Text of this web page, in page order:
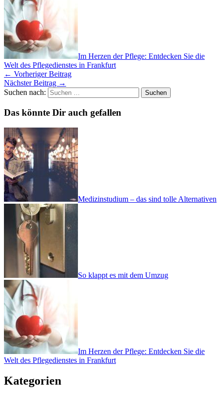
Im Herzen der Pflege: Entdecken Sie die
Welt des Pflegedienstes in Frankfurt
← Vorheriger Beitrag
Nächster Beitrag →
Suchen nach:
Das könnte Dir auch gefallen
Medizinstudium – das sind tolle Alternativen
So klappt es mit dem Umzug
Im Herzen der Pflege: Entdecken Sie die
Welt des Pflegedienstes in Frankfurt
Kategorien